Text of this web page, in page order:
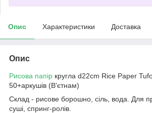
Опис Характеристики Доставка
Опис
Рисова папір кругла d22cm Rice Paper
50+аркушів (В'єтнам)
Склад - рисове борошно, сіль, вода. Для
суші, спринг-ролів.